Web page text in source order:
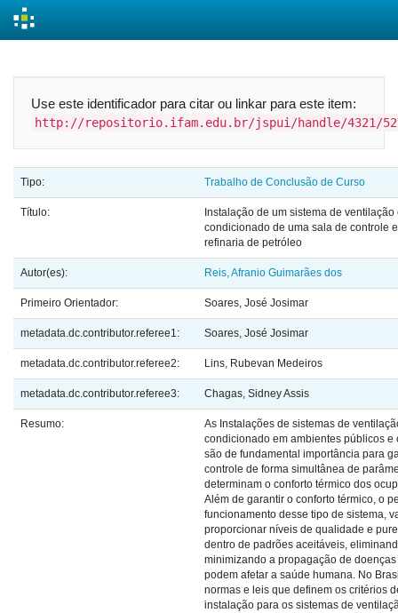
Use este identificador para citar ou linkar para este item:
http://repositorio.ifam.edu.br/jspui/handle/4321/
Tipo: Trabalho de Conclusão de Curso
Título:
Instalação de um sistema de ventilação
condicionado de uma sala de controle
refinaria de petróleo
Autor(es): Reis, Afranio Guimarães dos
Primeiro Orientador: Soares, José Josimar
metadata.dc.contributor.referee1: Soares, José Josimar
metadata.dc.contributor.referee2: Lins, Rubevan Medeiros
metadata.dc.contributor.referee3: Chagas, Sidney Assis
Resumo:
As Instalações de sistemas de
condicionado em ambientes públicos e
são de fundamental importância para
controle de forma simultânea de
determinam o conforto térmico dos
Além de garantir o conforto térmico, o
funcionamento desse tipo de sistema,
proporcionar níveis de qualidade e
dentro de padrões aceitáveis,
minimizando a propagação de
podem afetar a saúde humana. No
normas e leis que definem os critérios
instalação para os sistemas de